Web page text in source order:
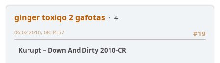
ginger toxiqo 2 gafotas
4
#19
06-02-2010, 08:34:57
Kurupt – Down And Dirty 2010-CR